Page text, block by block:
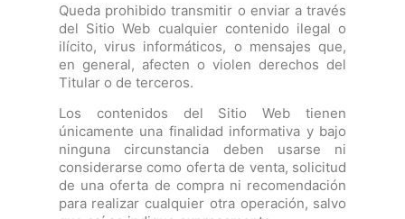
Queda prohibido transmitir o enviar a través
del Sitio Web cualquier contenido ilegal o
ilícito, virus informáticos, o mensajes que,
en general, afecten o violen derechos del
Titular o de terceros.
Los contenidos del Sitio Web tienen
únicamente una finalidad informativa y bajo
ninguna circunstancia deben usarse ni
considerarse como oferta de venta, solicitud
de una oferta de compra ni recomendación
para realizar cualquier otra operación, salvo